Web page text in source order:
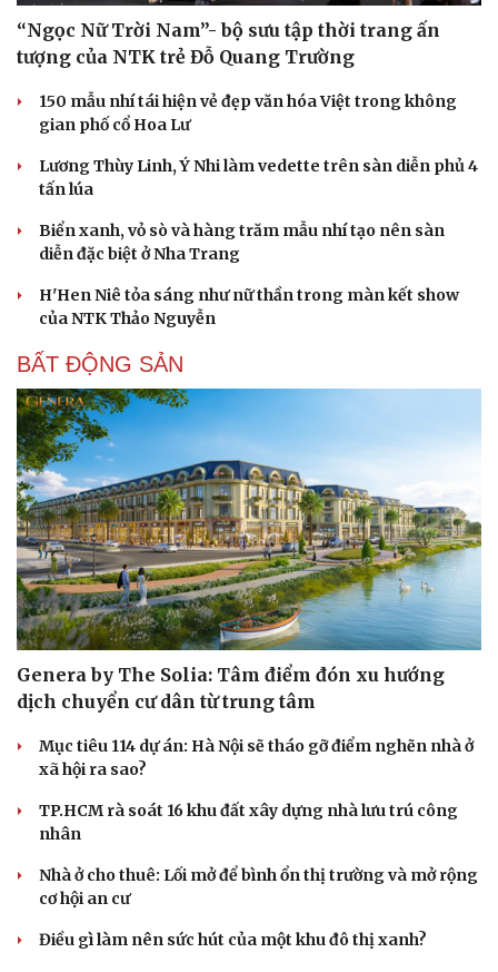
“Ngọc Nữ Trời Nam”- bộ sưu tập thời trang ấn
tượng của NTK trẻ Đỗ Quang Trường
150 mẫu nhí tái hiện vẻ đẹp văn hóa Việt trong không
gian phố cổ Hoa Lư
Lương Thùy Linh, Ý Nhi làm vedette trên sàn diễn phủ 4
tấn lúa
Biển xanh, vỏ sò và hàng trăm mẫu nhí tạo nên sàn
diễn đặc biệt ở Nha Trang
H'Hen Niê tỏa sáng như nữ thần trong màn kết show
của NTK Thảo Nguyễn
BẤT ĐỘNG SẢN
Genera by The Solia: Tâm điểm đón xu hướng
dịch chuyển cư dân từ trung tâm
Mục tiêu 114 dự án: Hà Nội sẽ tháo gỡ điểm nghẽn nhà ở
xã hội ra sao?
TP.HCM rà soát 16 khu đất xây dựng nhà lưu trú công
nhân
Nhà ở cho thuê: Lối mở để bình ổn thị trường và mở rộng
cơ hội an cư
Điều gì làm nên sức hút của một khu đô thị xanh?